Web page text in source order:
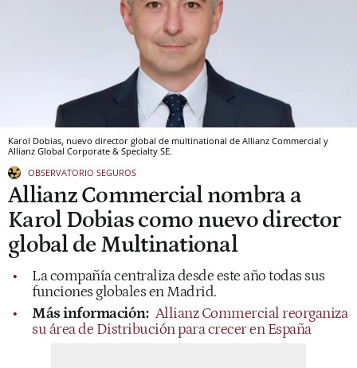
Karol Dobias, nuevo director global de multinational de Allianz Commercial y
Allianz Global Corporate & Specialty SE.
OBSERVATORIO SEGUROS
Allianz Commercial nombra a
Karol Dobias como nuevo director
global de Multinational
La compañía centraliza desde este año todas sus
funciones globales en Madrid.
Más información: Allianz Commercial reorganiza
su área de Distribución para crecer en España